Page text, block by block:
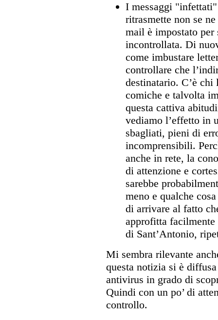
I messaggi
ritrasmette non se
mail è impostato per
incontrollata. Di
come imbustare
controllare che
destinatario. C’è chi
comiche e talvolta
questa cattiva
vediamo l’effetto in
sbagliati, pieni di
incomprensibili.
anche in rete, la
di attenzione e
sarebbe
meno e qualche
di arrivare al fatto
approfitta
di Sant’Antonio,
Mi sembra rilevante
questa notizia si è
antivirus in grado di
Quindi con un po’ di
controllo.